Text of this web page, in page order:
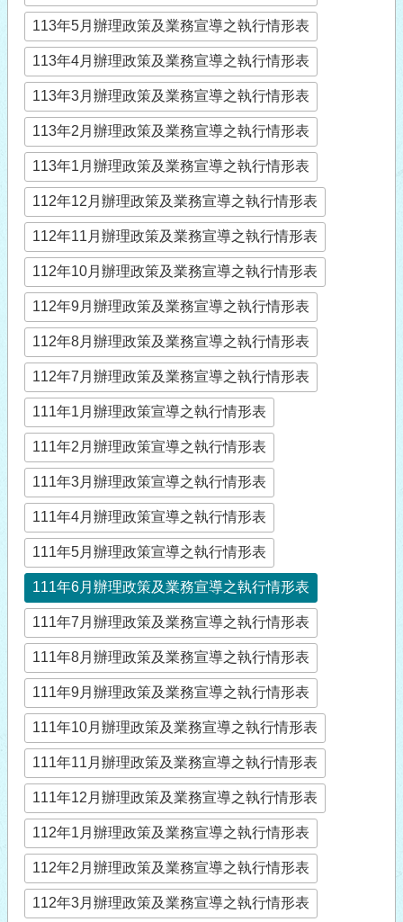
113年5月辦理政策及業務宣導之執行情形表
113年4月辦理政策及業務宣導之執行情形表
113年3月辦理政策及業務宣導之執行情形表
113年2月辦理政策及業務宣導之執行情形表
113年1月辦理政策及業務宣導之執行情形表
112年12月辦理政策及業務宣導之執行情形表
112年11月辦理政策及業務宣導之執行情形表
112年10月辦理政策及業務宣導之執行情形表
112年9月辦理政策及業務宣導之執行情形表
112年8月辦理政策及業務宣導之執行情形表
112年7月辦理政策及業務宣導之執行情形表
111年1月辦理政策宣導之執行情形表
111年2月辦理政策宣導之執行情形表
111年3月辦理政策宣導之執行情形表
111年4月辦理政策宣導之執行情形表
111年5月辦理政策宣導之執行情形表
111年6月辦理政策及業務宣導之執行情形表
111年7月辦理政策及業務宣導之執行情形表
111年8月辦理政策及業務宣導之執行情形表
111年9月辦理政策及業務宣導之執行情形表
111年10月辦理政策及業務宣導之執行情形表
111年11月辦理政策及業務宣導之執行情形表
111年12月辦理政策及業務宣導之執行情形表
112年1月辦理政策及業務宣導之執行情形表
112年2月辦理政策及業務宣導之執行情形表
112年3月辦理政策及業務宣導之執行情形表